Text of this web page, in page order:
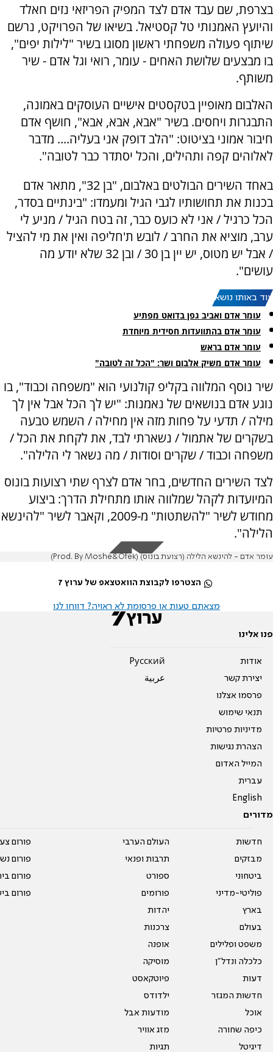
בצרפת, שם עבד אדם לצד המפיק הפריזאי נזים חאלד
והיועץ האמנותי טל קסטיאל. בשיאו של הפרויקט, נרשם
שיתוף פעולה משפחתי ראשון מסוגו בשיר "לילות יפים",
בו מבצעים שלושת האחים - עומר, רואי וגל אדם - שיר
משותף.
האלבום מאופיין בטקסטים אישיים העוסקים באמונה,
התבגרות ויחסים. בשיר "אבא, אבא, אבא", חושף אדם
חיבור אמוני בציטוט: "הלב דופק אני בעליה.... מדבר
לאלוהים קפה ותהילים, והכל יסתדר כבר לטובה".
באחד השירים הבולטים באלבום, "בן 32", מתאר אדם
בכנות את תחושותיו לגבי הגיל ומעמדו: "בינתיים בסדר,
הכל כרגיל / אני לא כועס כבר, זה בטח הגיל / מניע לי
ערב, מוציא את החרב / לובש ת'חליפה ואין את מי להציל
/ אבל יש מטוס, יש יין בן 30 / ובן 32 שלא יודע מה
עושים".
עוד באותו נושא:
עומר אדם ואביב גפן בדואט מפתיע
עומר אדם בהתוועדות חסידית מיוחדת
עומר אדם בראש
עומר אדם משיק אלבום ושר: "הכל זה לטובה"
שיר נוסף המלווה בקליפ קולנועי הוא "משפחה וכבוד", בו
נוגע אדם בנושאים של נאמנות: "יש לך הכל אבל אין לך
מילה / תדעי על פחות מזה אין מחילה / השמש טבעה
בשקרים של אתמול / נשארתי לבד, את לקחת את הכל /
משפחה וכבוד / שקרים וסודות / מה נשאר לי הלילה".
לצד השירים החדשים, בחר אדם לצרף שתי רצועות בונוס
המיועדות לקהל שמלווה אותו מתחילת הדרך: ביצוע
מחודש לשיר "להשתטות" מ-2009, וקאבר לשיר "להינשא
הלילה".
עומר אדם - להינשא הלילה (רצועת בונוס) (Prod. By Moshe&Ofek)
הצטרפו לקבוצת הוואטצאפ של ערוץ 7
מצאתם טעות או פרסומת לא ראויה? דווחו לנו
פנו אלינו
אודות
יצירת קשר
פרסמו אצלנו
תנאי שימוש
מדיניות פרטיות
הצהרת נגישות
המייל האדום
עברית
English
Pусский
عربية
מדורים
חדשות
מבזקים
ביטחוני
פוליטי-מדיני
בארץ
בעולם
משפט ופלילים
כלכלה ונדל"ן
דעות
חדשות המגזר
אוכל
כיפה שחורה
דיגיטל
העולם הערבי
תרבות ופנאי
ספורט
פורומים
יהדות
צרכנות
אופנה
מוסיקה
פיוטקאסט
ילדודס
מודעות אבל
מזג אוויר
תגיות
פורום
פורום
פורום
פורום